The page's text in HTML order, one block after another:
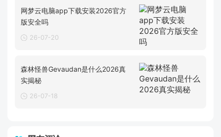
网梦云电脑app下载安装2026官方
版安全吗
26-07-20
森林怪兽Gevaudan是什么2026真
实揭秘
26-07-18